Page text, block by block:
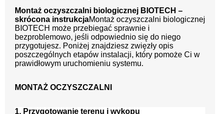
Montaż oczyszczalni biologicznej BIOTECH –
skrócona instrukcjaMontaż oczyszczalni biologicznej
BIOTECH może przebiegać sprawnie i
bezproblemowo, jeśli odpowiednio się do niego
przygotujesz. Poniżej znajdziesz zwięzły opis
poszczególnych etapów instalacji, który pomoże Ci w
prawidłowym uruchomieniu systemu.
MONTAŻ OCZYSZCZALNI
1. Przygotowanie terenu i wykopu